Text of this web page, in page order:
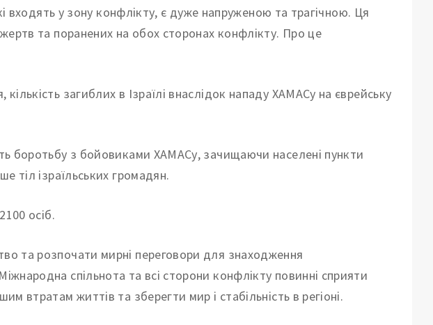
входять у зону конфлікту, є дуже напруженою та трагічною. Ця
та поранених на обох сторонах конфлікту. Про це
загиблих в Ізраїлі внаслідок нападу ХАМАСу на єврейську
боротьбу з бойовиками ХАМАСу, зачищаючи населені пункти
тіл ізраїльських громадян.
осіб.
та розпочати мирні переговори для знаходження
спільнота та всі сторони конфлікту повинні сприяти
втратам життів та зберегти мир і стабільність в регіоні.